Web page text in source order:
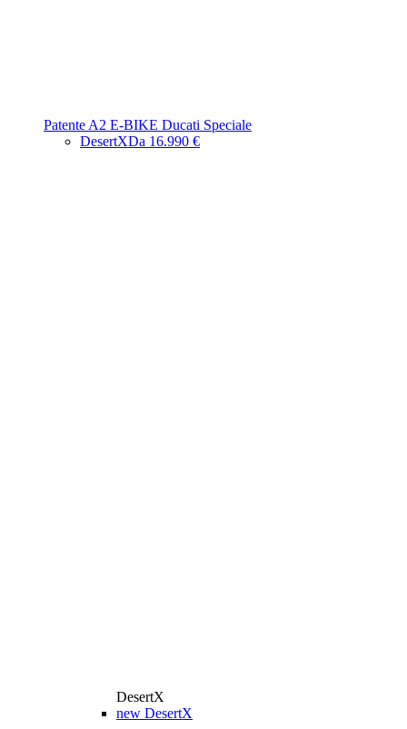
Patente A2 E-BIKE Ducati Speciale
DesertXDa 16.990 €
DesertX
new DesertX